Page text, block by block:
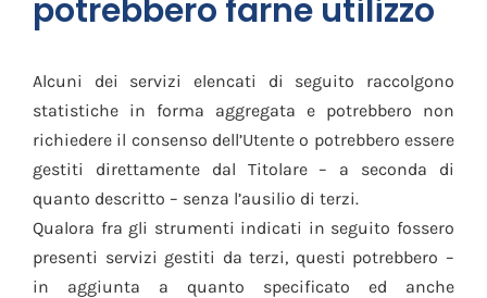
potrebbero farne utilizzo
Alcuni dei servizi elencati di seguito raccolgono
statistiche in forma aggregata e potrebbero non
richiedere il consenso dell’Utente o potrebbero essere
gestiti direttamente dal Titolare – a seconda di
quanto descritto – senza l’ausilio di terzi.
Qualora fra gli strumenti indicati in seguito fossero
presenti servizi gestiti da terzi, questi potrebbero –
in aggiunta a quanto specificato ed anche